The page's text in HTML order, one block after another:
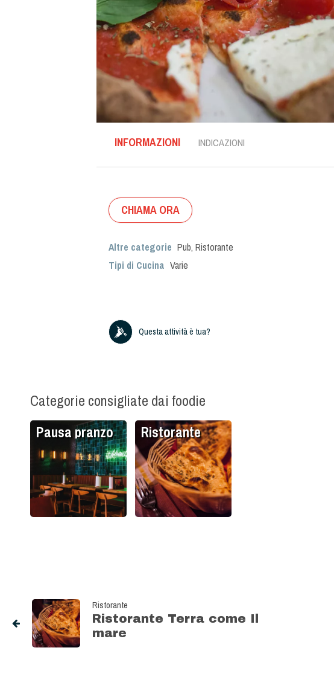
INFORMAZIONI INDICAZIONI
CHIAMA ORA
Altre categorie Pub, Ristorante
Tipi di Cucina Varie
Questa attività è tua?
Categorie consigliate dai foodie
Pausa pranzo Ristorante
Ristorante
Ristorante Terra come Il
mare